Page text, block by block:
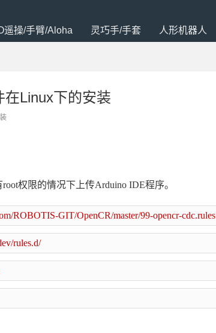
遥操/手臂/Aloha 灵巧手/手套 人形机器人
Linux下的安装
权限的情况下上传Arduino IDE程序。
ROBOTIS-GIT/OpenCR/master/99-opencr-cdc.rules
rules.d/